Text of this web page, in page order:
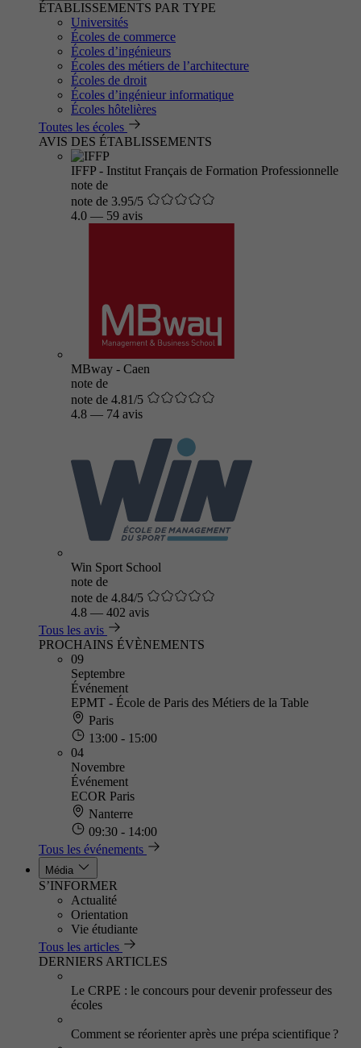
ÉTABLISSEMENTS PAR TYPE
Universités
Écoles de commerce
Écoles d’ingénieurs
Écoles des métiers de l’architecture
Écoles de droit
Écoles d’ingénieur informatique
Écoles hôtelières
Toutes les écoles
AVIS DES ÉTABLISSEMENTS
IFFP - Institut Français de Formation Professionnelle
note de
note de 3.95/5
4.0 — 59 avis
MBway - Caen
note de
note de 4.81/5
4.8 — 74 avis
Win Sport School
note de
note de 4.84/5
4.8 — 402 avis
Tous les avis
PROCHAINS ÉVÈNEMENTS
09
Septembre
Événement
EPMT - École de Paris des Métiers de la Table
Paris
13:00 - 15:00
04
Novembre
Événement
ECOR Paris
Nanterre
09:30 - 14:00
Tous les événements
Média
S’INFORMER
Actualité
Orientation
Vie étudiante
Tous les articles
DERNIERS ARTICLES
Le CRPE : le concours pour devenir professeur des
écoles
Comment se réorienter après une prépa scientifique ?